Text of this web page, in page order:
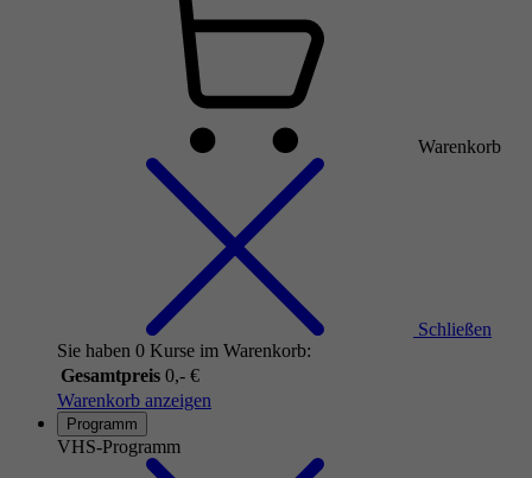
Warenkorb
Schließen
Sie haben 0 Kurse im Warenkorb:
Gesamtpreis 0,- €
Warenkorb anzeigen
Programm
VHS-Programm